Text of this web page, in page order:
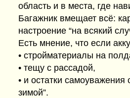
область и в места, где
Багажник вмещает всё:
настроение “на всякий
Есть мнение, что если
• стройматериалы на
• тещу с рассадой,
• и остатки
зимой”.